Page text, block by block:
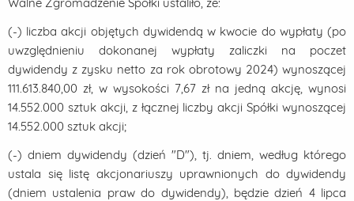
(-) liczba akcji objętych dywidendą w kwocie do wypłaty (po
uwzględnieniu dokonanej wypłaty zaliczki na poczet
dywidendy z zysku netto za rok obrotowy 2024) wynoszącej
111.613.840,00 zł, w wysokości 7,67 zł na jedną akcję, wynosi
14.552.000 sztuk akcji, z łącznej liczby akcji Spółki wynoszącej
14.552.000 sztuk akcji;
(-) dniem dywidendy (dzień "D"), tj. dniem, według którego
ustala się listę akcjonariuszy uprawnionych do dywidendy
(dniem ustalenia praw do dywidendy), będzie dzień 4 lipca